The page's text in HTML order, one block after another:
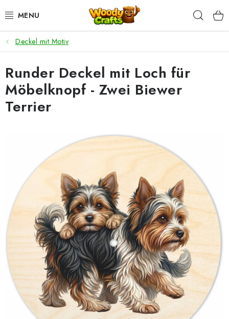
Inhalt
HÄKELN
FLECHTEN
BASTELSETS
WOODY GARN
WOODY PREMIUM 5 MM
Zahlung & Versand
Nachhaltigkeit
Rücksendungen und Reklamationen
Kontakt
AGB
Datenschutzerklärung
Impressum
Deckel mit Motiv
Runder Deckel mit Loch für
Möbelknopf - Zwei Biewer
Terrier